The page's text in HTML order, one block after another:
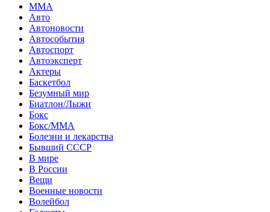
MMA
Авто
Автоновости
Автособытия
Автоспорт
Автоэксперт
Актеры
Баскетбол
Безумный мир
Биатлон/Лыжи
Бокс
Бокс/MMA
Болезни и лекарства
Бывший СССР
В мире
В России
Вещи
Военные новости
Волейбол